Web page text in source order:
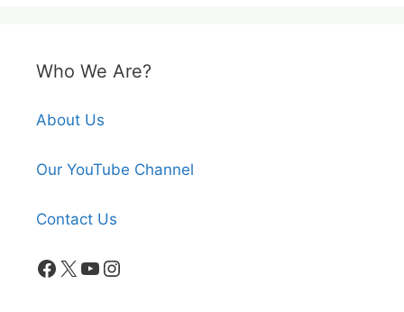
Who We Are?
About Us
Our YouTube Channel
Contact Us
Facebook
X YouTube
Instagram